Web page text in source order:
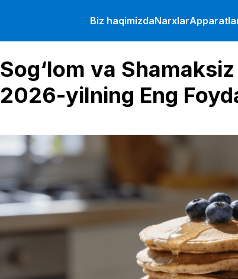
Biz haqimizdaNarxlar
Sog‘lom va
2026-yilning Eng